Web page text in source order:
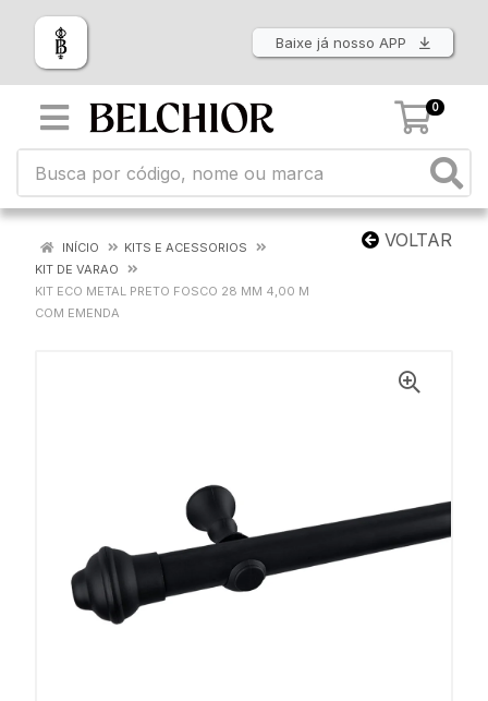
Baixe já nosso APP
0
VOLTAR
INÍCIO
KITS E ACESSORIOS
KIT DE VARAO
KIT ECO METAL PRETO FOSCO 28 MM 4,00 M
COM EMENDA